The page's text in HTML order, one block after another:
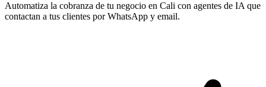
Automatiza la cobranza de tu negocio en Cali con agentes de IA que
contactan a tus clientes por WhatsApp y email.